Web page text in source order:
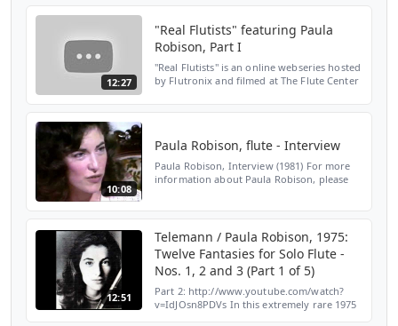
12:27
"Real Flutists" featuring Paula
Robison, Part I
"Real Flutists" is an online webseries hosted
by Flutronix and filmed at The Flute Center
10:08
Paula Robison, flute - Interview
Paula Robison, Interview (1981) For more
information about Paula Robison, please
12:51
Telemann / Paula Robison, 1975:
Twelve Fantasies for Solo Flute -
Nos. 1, 2 and 3 (Part 1 of 5)
Part 2: http://www.youtube.com/watch?
v=IdJOsn8PDVs In this extremely rare 1975